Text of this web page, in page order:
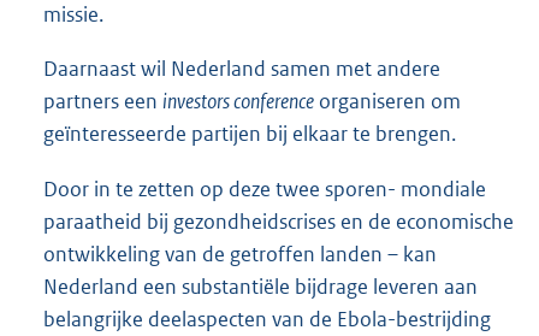
missie.
Daarnaast wil Nederland samen met andere
partners een investors conference organiseren om
geïnteresseerde partijen bij elkaar te brengen.
Door in te zetten op deze twee sporen- mondiale
paraatheid bij gezondheidscrises en de economische
ontwikkeling van de getroffen landen – kan
Nederland een substantiële bijdrage leveren aan
belangrijke deelaspecten van de Ebola-bestrijding